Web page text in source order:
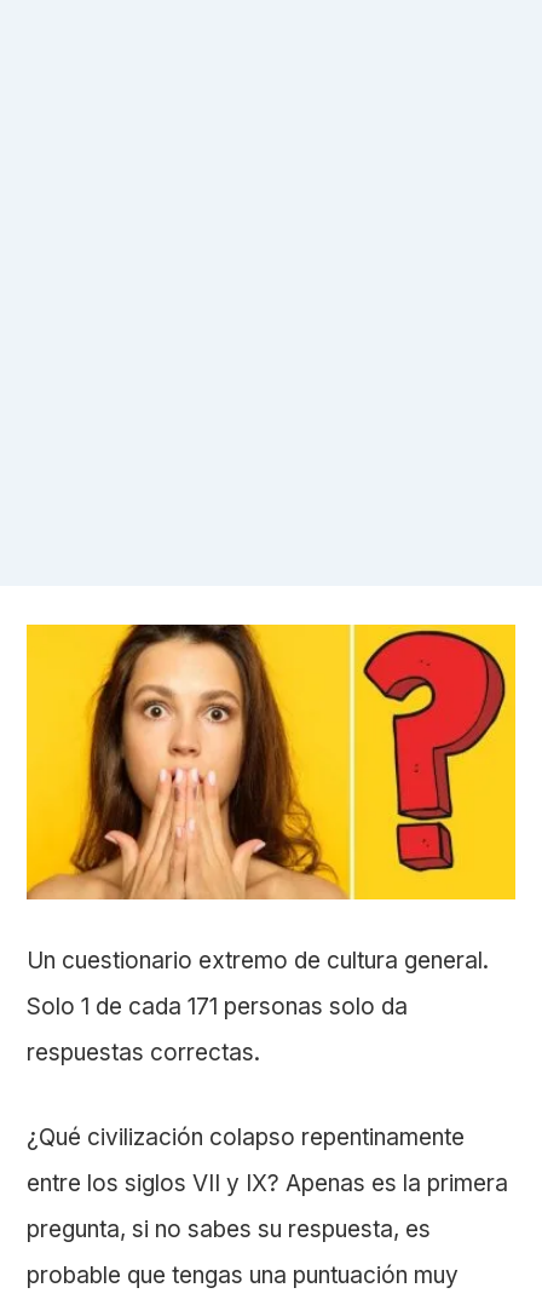
Un cuestionario extremo de cultura general.
Solo 1 de cada 171 personas solo da
respuestas correctas.
¿Qué civilización colapso repentinamente
entre los siglos VII y IX? Apenas es la primera
pregunta, si no sabes su respuesta, es
probable que tengas una puntuación muy